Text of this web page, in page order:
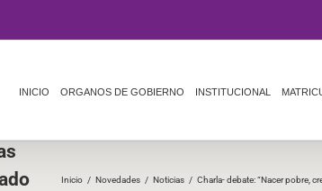
INICIO ORGANOS DE GOBIERNO INSTITUCIONAL
Inicio / Novedades / Noticias / Charla- debate: “Nacer pobre,